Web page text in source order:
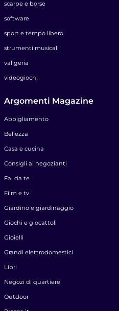
scarpe e borse
software
sport e tempo libero
strumenti musicali
valigeria
videogiochi
Argomenti Magazine
Abbigliamento
Bellezza
Casa e cucina
Consigli ai negozianti
Fai da te
Film e tv
Giardino e giardinaggio
Giochi e giocattoli
Gioielli
Grandi elettrodomestici
Libri
Negozi di quartiere
Outdoor